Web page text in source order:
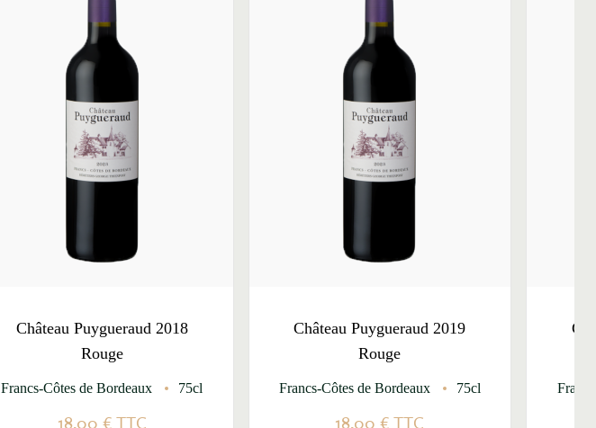
Château Puygueraud 2018
Rouge
Francs-Côtes de Bordeaux 75cl
18,00 €TTC
Château Puygueraud 2019
Rouge
Francs-Côtes de Bordeaux 75cl
18,00 € TTC